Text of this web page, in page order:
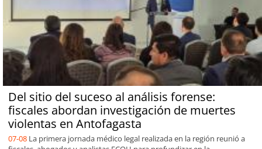
Del sitio del suceso al análisis forense:
fiscales abordan investigación de muertes
violentas en Antofagasta
07-08 La primera jornada médico legal realizada en la región reunió a